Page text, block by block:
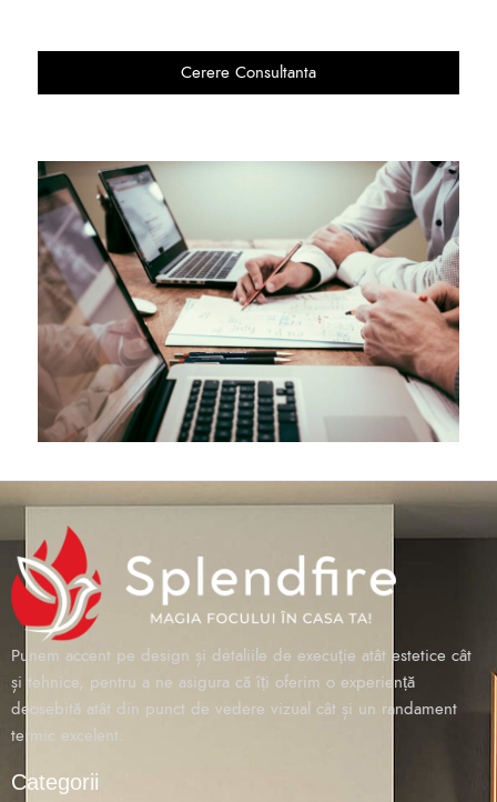
Cerere Consultanta
Punem accent pe design și detaliile de execuție atât estetice cât
și tehnice, pentru a ne asigura că îți oferim o experiență
deosebită atât din punct de vedere vizual cât și un randament
termic excelent.
Categorii